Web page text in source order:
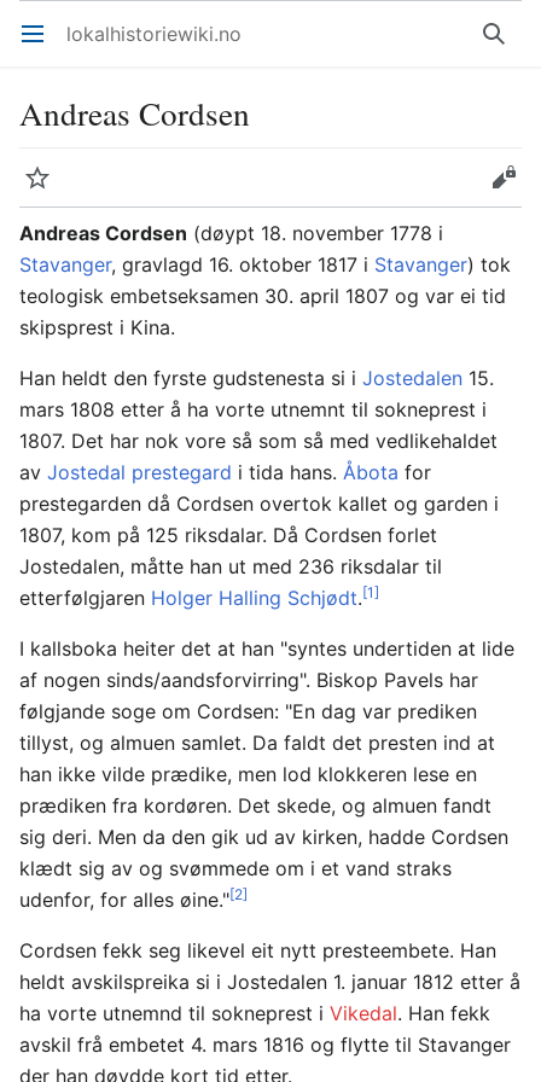
Åpne hovedmenyen lokalhistoriewiki.no Søk
Andreas Cordsen
Overvåk
Rediger
Andreas Cordsen (døypt 18. november 1778 i
Stavanger, gravlagd 16. oktober 1817 i Stavanger) tok
teologisk embetseksamen 30. april 1807 og var ei tid
skipsprest i Kina.
Han heldt den fyrste gudstenesta si i Jostedalen 15.
mars 1808 etter å ha vorte utnemnt til sokneprest i
1807. Det har nok vore så som så med vedlikehaldet
av Jostedal prestegard i tida hans. Åbota for
prestegarden då Cordsen overtok kallet og garden i
1807, kom på 125 riksdalar. Då Cordsen forlet
Jostedalen, måtte han ut med 236 riksdalar til
etterfølgjaren Holger Halling Schjødt.[1]
I kallsboka heiter det at han "syntes undertiden at lide
af nogen sinds/aandsforvirring". Biskop Pavels har
følgjande soge om Cordsen: "En dag var prediken
tillyst, og almuen samlet. Da faldt det presten ind at
han ikke vilde prædike, men lod klokkeren lese en
prædiken fra kordøren. Det skede, og almuen fandt
sig deri. Men da den gik ud av kirken, hadde Cordsen
klædt sig av og svømmede om i et vand straks
udenfor, for alles øine."[2]
Cordsen fekk seg likevel eit nytt presteembete. Han
heldt avskilspreika si i Jostedalen 1. januar 1812 etter å
ha vorte utnemnd til sokneprest i Vikedal. Han fekk
avskil frå embetet 4. mars 1816 og flytte til Stavanger
der han døydde kort tid etter.